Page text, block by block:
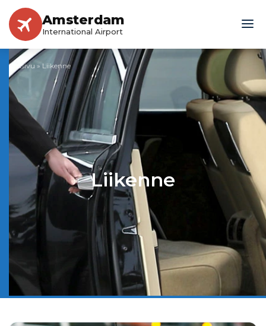
Amsterdam
International Airport
Etusivu » Liikenne
Liikenne